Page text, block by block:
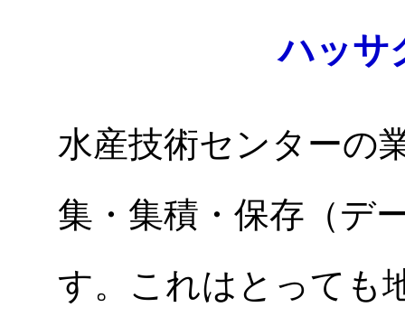
ハッサ
水産技術センターの
集・集積・保存（デ
す。これはとっても